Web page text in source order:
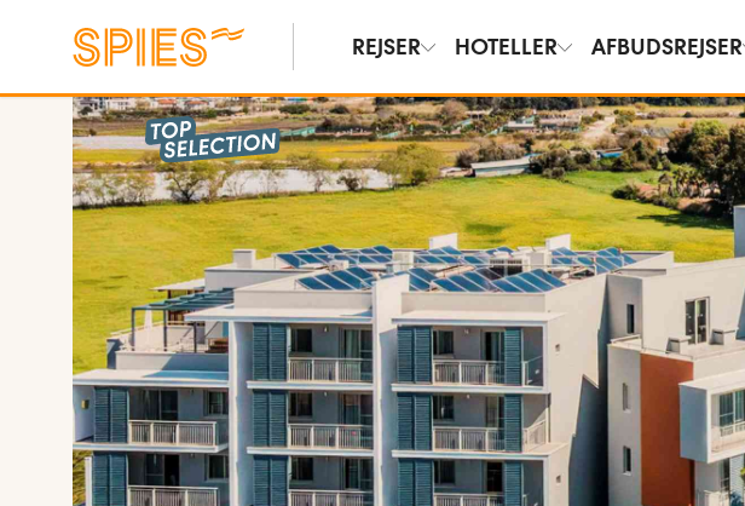
REJSER HOTELLER AFBUDSREJSER
Vis billeder